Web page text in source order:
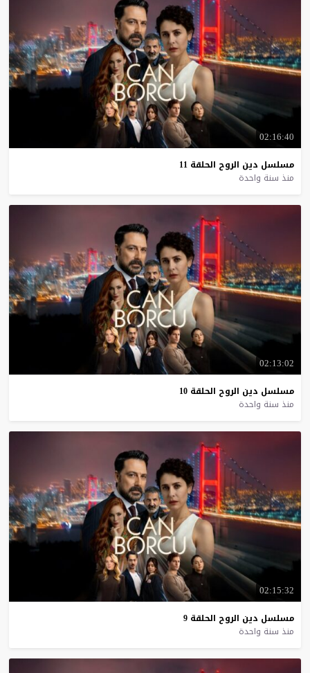
02:16:40
مسلسل دين الروح الحلقة 11
منذ سنة واحدة
02:13:02
مسلسل دين الروح الحلقة 10
منذ سنة واحدة
02:15:32
مسلسل دين الروح الحلقة 9
منذ سنة واحدة